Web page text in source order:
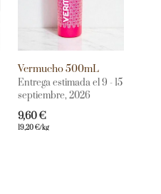
Vermucho 500mL
Entrega estimada el 9 - 15
septiembre, 2026
9,60€
19,20€/kg